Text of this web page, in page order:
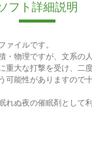
フト詳細説明
ァイルです。
・物理ですが、文系の
重大な打撃を受け、二
可能性がありますので
れぬ夜の催眠剤として